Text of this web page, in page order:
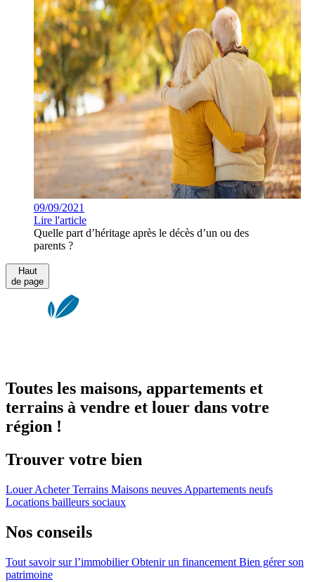
09/09/2021
Lire l'article
Quelle part d’héritage après le décès d’un ou des
parents ?
Haut
de page
Toutes les maisons, appartements et
terrains à vendre et louer dans votre
région !
Trouver votre bien
LouerAcheterTerrains Maisons neuves Appartements neufs
Locations bailleurs sociaux
Nos conseils
Tout savoir sur l’immobilierObtenir un financement Bien gérer son
patrimoine